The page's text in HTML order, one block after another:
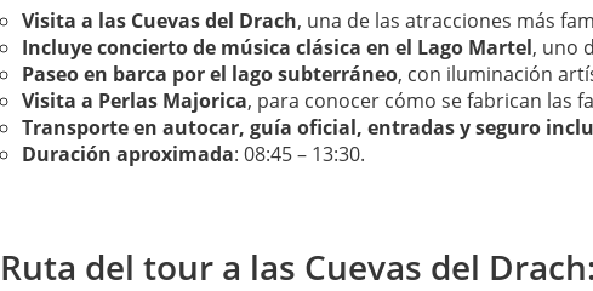
Visita a las Cuevas del Drach, una de las atracciones más
Incluye concierto de música clásica en el Lago Martel, uno
Paseo en barca por el lago subterráneo, con iluminación
Visita a Perlas Majorica, para conocer cómo se fabrican las
Transporte en autocar, guía oficial, entradas y seguro
Duración aproximada: 08:45 – 13:30.
Ruta del tour a las Cuevas del Drach: